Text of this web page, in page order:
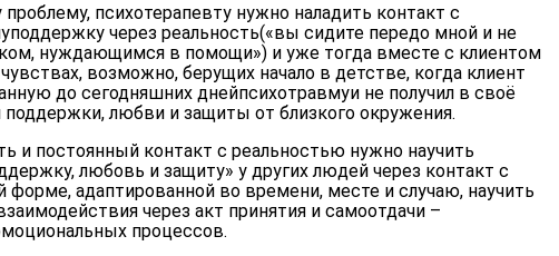
психотерапевту нужно наладить контакт с
через реальность(«вы сидите передо мной и не
нуждающимся в помощи») и уже тогда вместе с клиентом
возможно, берущих начало в детстве, когда клиент
до сегодняшних днейпсихотравмуи не получил в своё
любви и защиты от близкого окружения.
и постоянный контакт с реальностью нужно научить
любовь и защиту» у других людей через контакт с
форме, адаптированной во времени, месте и случаю, научить
через акт принятия и самоотдачи –
процессов.